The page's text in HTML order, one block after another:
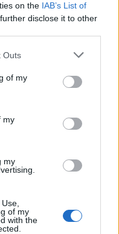
on the IAB’s List of
disclose it to other
one or more Google
You may click to
its third-party tags to
in below Google
Outs
of my
my
my
of my
with the
e curato il
Uffizi dopo un
storica.
per un dettaglio:
d'epoca